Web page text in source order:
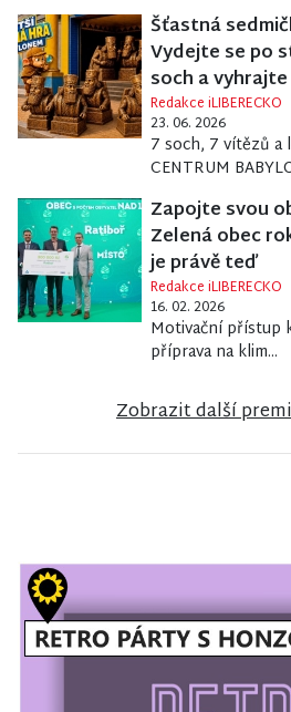
Šťastná
Vydejte se po
soch a
Redakce iLIBERECKO
23. 06. 2026
7 soch, 7 vítězů
CENTRUM
Zapojte svou
Zelená obec
je právě teď
Redakce iLIBERECKO
16. 02. 2026
Motivační přístup
příprava na klim...
Zobrazit další